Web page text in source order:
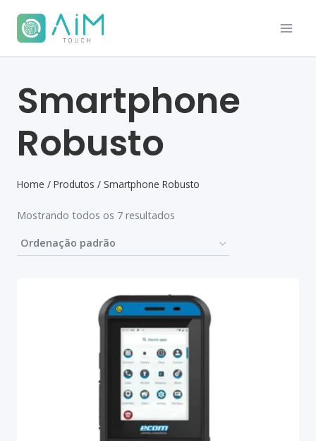
Smartphone
Robusto
Home / Produtos / Smartphone Robusto
Mostrando todos os 7 resultados